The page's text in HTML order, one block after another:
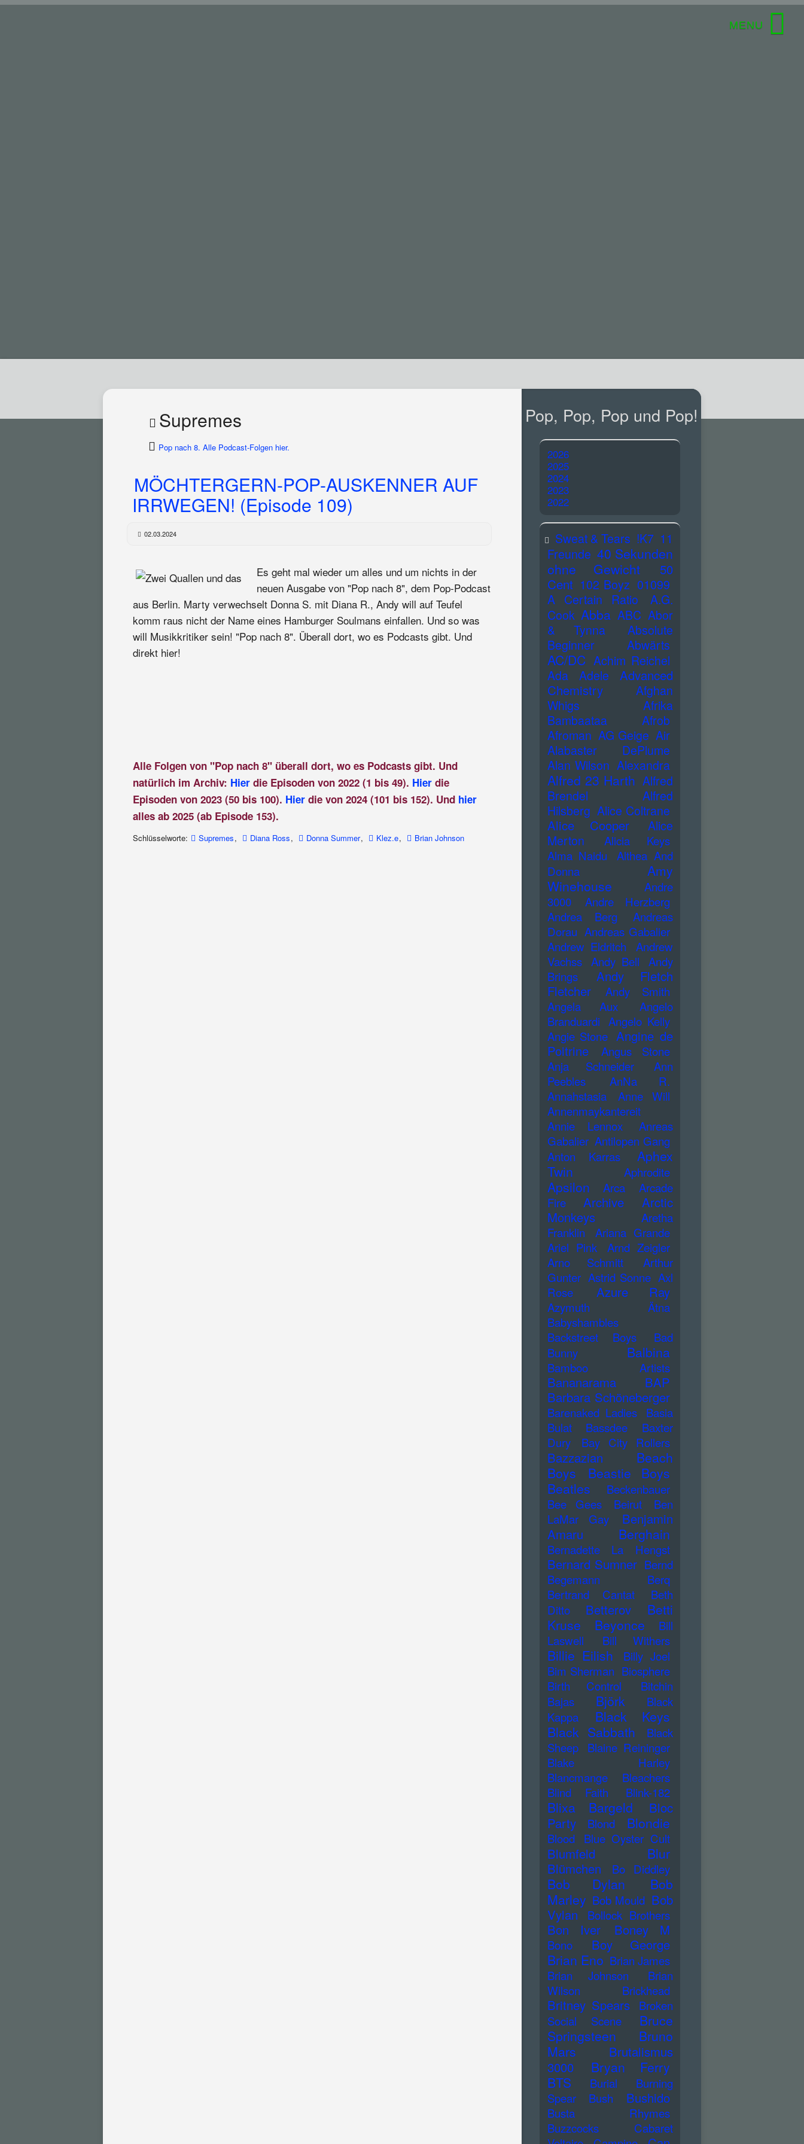
Supremes
Pop nach 8. Alle Podcast-Folgen hier.
MÖCHTERGERN-POP-AUSKENNER AUF
IRRWEGEN! (Episode 109)
02.03.2024
Es geht mal wieder um alles und um nichts in der
neuen Ausgabe von "Pop nach 8", dem Pop-Podcast
aus Berlin. Marty verwechselt Donna S. mit Diana R., Andy will auf Teufel
komm raus nicht der Name eines Hamburger Soulmans einfallen. Und so was
will Musikkritiker sein! "Pop nach 8". Überall dort, wo es Podcasts gibt. Und
direkt hier!
Alle Folgen von "Pop nach 8" überall dort, wo es Podcasts gibt. Und
natürlich im Archiv: Hier die Episoden von 2022 (1 bis 49). Hier die
Episoden von 2023 (50 bis 100). Hier die von 2024 (101 bis 152). Und hier
alles ab 2025 (ab Episode 153).
Schlüsselworte: Supremes, Diana Ross, Donna Summer, Klez.e, Brian Johnson
Pop, Pop, Pop und Pop!
2026
2025
2024
2023
2022
Sweat & Tears !K7 11
Freunde 40 Sekunden
ohne Gewicht
50
Cent 102 Boyz 01099
A Certain Ratio
A.G.
Cook Abba ABC Abor
& Tynna
Absolute
Beginner
Abwärts
AC/DC Achim Reichel
Ada
Adele
Advanced
Chemistry
Afghan
Whigs
Afrika
Bambaataa
Afrob
Afroman AG Geige Air
Alabaster DePlume
Alan Wilson Alexandra
Alfred 23 Harth Alfred
Brendel
Alfred
Hilsberg Alice Coltrane
Alice Cooper
Alice
Merton
Alicia Keys
Alma Naidu
Althea And
Donna
Amy
Winehouse
Andre
3000
Andre Herzberg
Andrea Berg
Andreas
Dorau Andreas Gabalier
Andrew Eldritch
Andrew
Vachss Andy Bell
Andy
Brings
Andy Fletch
Fletcher
Andy Smith
Angela Aux
Angelo
Branduardi Angelo Kelly
Angie Stone Angine de
Poitrine
Angus Stone
Anja Schneider
Ann
Peebles
AnNa R.
Annahstasia
Anne Will
Annenmaykantereit
Annie Lennox
Anreas
Gabalier Antilopen Gang
Anton Karras
Aphex
Twin
Aphrodite
Apsilon Arca
Arcade
Fire
Archive
Arctic
Monkeys
Aretha
Franklin
Ariana Grande
Ariel Pink
Arnd Zeigler
Arno Schmitt
Arthur
Gunter Astrid Sonne Axl
Rose
Azure Ray
Azymuth
Ätna
Babyshambles
Backstreet Boys
Bad
Bunny
Balbina
Bamboo Artists
Bananarama
BAP
Barbara Schöneberger
Barenaked Ladies
Basia
Bulat
Bassdee
Baxter
Dury
Bay City Rollers
Bazzazian
Beach
Boys
Beastie Boys
Beatles
Beckenbauer
Bee Gees
Beirut
Ben
LaMar Gay
Benjamin
Amaru
Berghain
Bernadette La Hengst
Bernard Sumner Bernd
Begemann
Berq
Bertrand Cantat
Beth
Ditto
Betterov
Betti
Kruse
Beyonce
Bill
Laswell
Bill Withers
Billie Eilish
Billy Joel
Bim Sherman Biosphere
Birth Control
Bitchin
Bajas
Björk
Black
Kappa
Black Keys
Black Sabbath
Black
Sheep
Blaine Reininger
Blake Harley
Blancmange
Bleachers
Blind Faith
Blink-182
Blixa Bargeld
Bloc
Party
Blond Blondie
Blood Blue Oyster Cult
Blumfeld Blur
Blümchen Bo Diddley
Bob Dylan
Bob
Marley Bob Mould Bob
Vylan
Bollock Brothers
Bon Iver Boney M
Bono Boy George
Brian Eno Brian James
Brian Johnson
Brian
Wilson
Brickhead
Britney Spears
Broken
Social Scene
Bruce
Springsteen
Bruno
Mars
Brutalismus
3000
Bryan Ferry
BTS
Burial
Burning
Spear
Bush Bushido
Busta Rhymes
Buzzcocks
Cabaret